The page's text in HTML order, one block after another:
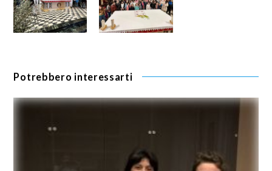
Potrebbero interessarti